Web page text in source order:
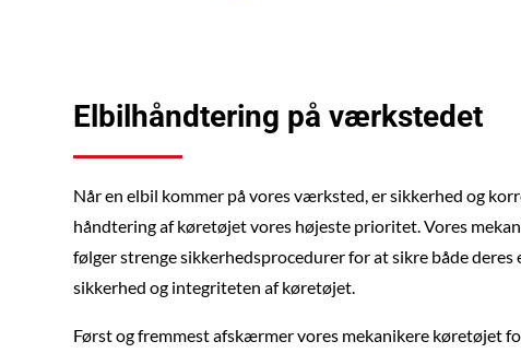
Elbilhåndtering på værkstedet
Når en elbil kommer på vores værksted, er sikkerhed og
håndtering af køretøjet vores højeste prioritet. Vores
følger strenge sikkerhedsprocedurer for at sikre både deres
sikkerhed og integriteten af køretøjet.
Først og fremmest afskærmer vores mekanikere køretøjet